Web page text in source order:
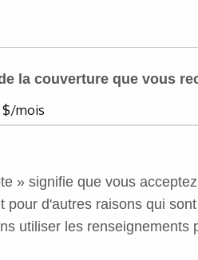
la couverture que vous
» signifie que vous
pour d'autres raisons qui
utiliser les